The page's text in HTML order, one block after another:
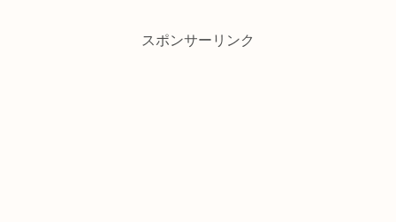
スポンサーリンク